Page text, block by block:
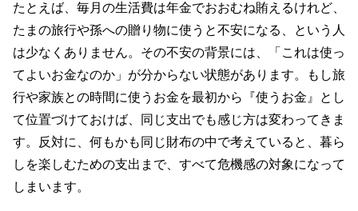
たとえば、毎月の生活費は年金でおおむね賄えるけれど、
たまの旅行や孫への贈り物に使うと不安になる、という人
は少なくありません。その不安の背景には、「これは使っ
てよいお金なのか」が分からない状態があります。もし旅
行や家族との時間に使うお金を最初から『使うお金』とし
て位置づけておけば、同じ支出でも感じ方は変わってきま
す。反対に、何もかも同じ財布の中で考えていると、暮ら
しを楽しむための支出まで、すべて危機感の対象になって
しまいます。